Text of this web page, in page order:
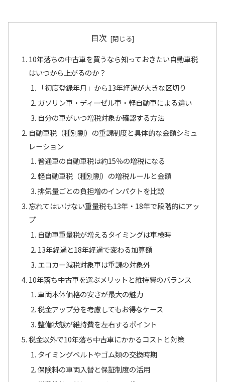
目次
10年落ちの中古車を買うなら知っておきたい自動車税
はいつから上がるのか？
「初度登録年月」から13年経過が大きな区切り
ガソリン車・ディーゼル車・軽自動車による違い
自分の車がいつ増税対象か確認する方法
自動車税（種別割）の重課制度と具体的な金額シミュ
レーション
普通車の自動車税は約15％の増税になる
軽自動車税（種別割）の増税ルールと金額
排気量ごとの負担増のインパクトを比較
忘れてはいけない重量税も13年・18年で段階的にアッ
プ
自動車重量税が増えるタイミングは車検時
13年経過と18年経過で変わる加算額
エコカー減税対象車は重課の対象外
10年落ち中古車を選ぶメリットと維持費のバランス
車両本体価格の安さが最大の魅力
税金アップ分を考慮してもお得なケース
整備状態が維持費を左右するポイント
税金以外で10年落ち中古車にかかるコストと対策
タイミングベルトやゴム類の交換時期
保険料の車両入替と保証制度の活用